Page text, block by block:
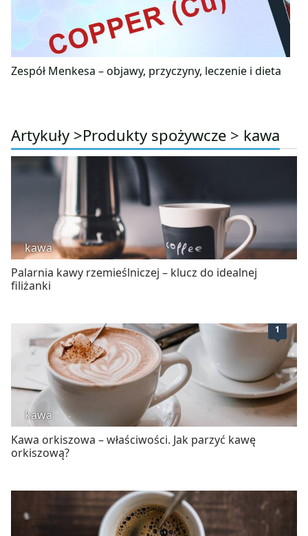
Zespół Menkesa – objawy, przyczyny, leczenie i dieta
Artykuły >Produkty spożywcze > kawa
kawa
Palarnia kawy rzemieślniczej – klucz do idealnej
filiżanki
1
kawa
Kawa orkiszowa – właściwości. Jak parzyć kawę
orkiszową?